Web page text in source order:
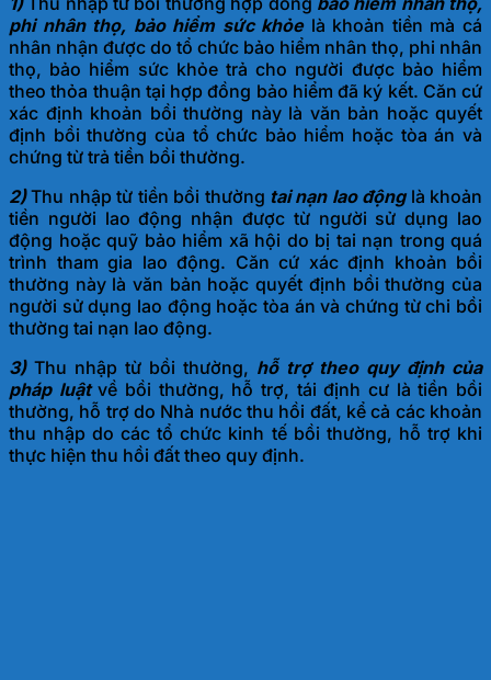
phi nhân thọ, bảo hiểm sức khỏelà khoản tiền mà cá
nhân nhận được do tổ chức bảo hiểm nhân thọ, phi nhân
thọ, bảo hiểm sức khỏe trả cho người được bảo hiểm
theo thỏa thuận tại hợp đồng bảo hiểm đã ký kết. Căn cứ
xác định khoản bồi thường này là văn bản hoặc quyết
định bồi thường của tổ chức bảo hiểm hoặc tòa án và
chứng từ trả tiền bồi thường.
2)Thu nhập từ tiền bồi thường tai nạn lao độnglà khoản
tiền người lao động nhận được từ người sử dụng lao
động hoặc quỹ bảo hiểm xã hội do bị tai nạn trong quá
trình tham gia lao động. Căn cứ xác định khoản bồi
thường này là văn bản hoặc quyết định bồi thường của
người sử dụng lao động hoặc tòa án và chứng từ chi bồi
thường tai nạn lao động.
3)Thu nhập từ bồi thường, hỗ trợ theo quy định của
pháp luật về bồi thường, hỗ trợ, tái định cư là tiền bồi
thường, hỗ trợ do Nhà nước thu hồi đất, kể cả các khoản
thu nhập do các tổ chức kinh tế bồi thường, hỗ trợ khi
thực hiện thu hồi đất theo quy định.